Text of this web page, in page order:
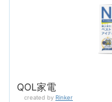
QOL家電
created by Rinker